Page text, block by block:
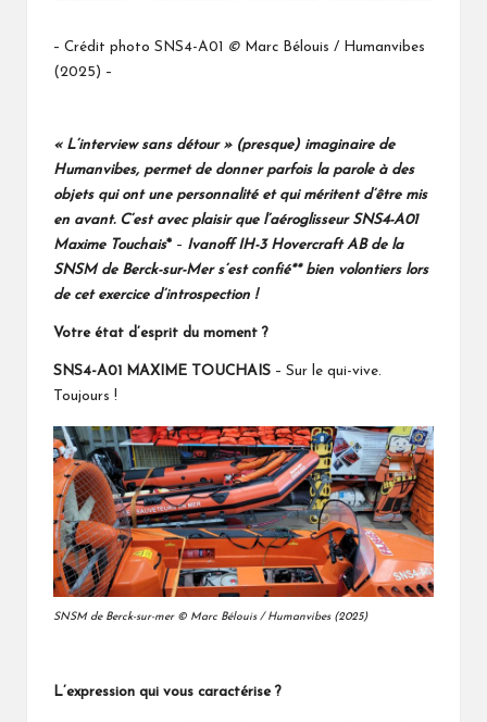
– Crédit photo SNS4-A01 © Marc Bélouis / Humanvibes
(2025) –
« L’interview sans détour » (presque) imaginaire de
Humanvibes, permet de donner parfois la parole à des
objets qui ont une personnalité et qui méritent d’être mis
en avant. C’est avec plaisir que l’aéroglisseur SNS4-A01
Maxime Touchais* – Ivanoff IH-3 Hovercraft AB de la
SNSM de Berck-sur-Mer s’est confié** bien volontiers lors
de cet exercice d’introspection !
Votre état d’esprit du moment ?
SNS4-A01 MAXIME TOUCHAIS – Sur le qui-vive.
Toujours !
SNSM de Berck-sur-mer © Marc Bélouis / Humanvibes (2025)
L’expression qui vous caractérise ?